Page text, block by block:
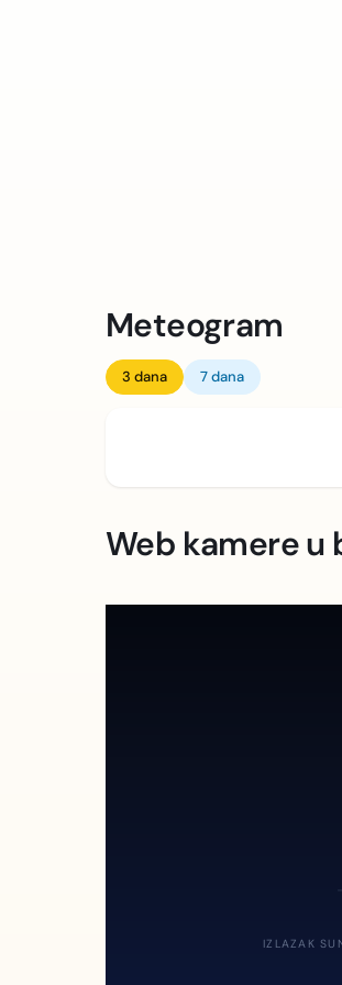
Meteogram
3 dana 7 dana
Web kamere u
IZLAZAK